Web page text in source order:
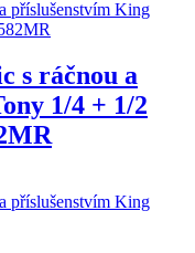
s ráčnou a
1/4 + 1/2